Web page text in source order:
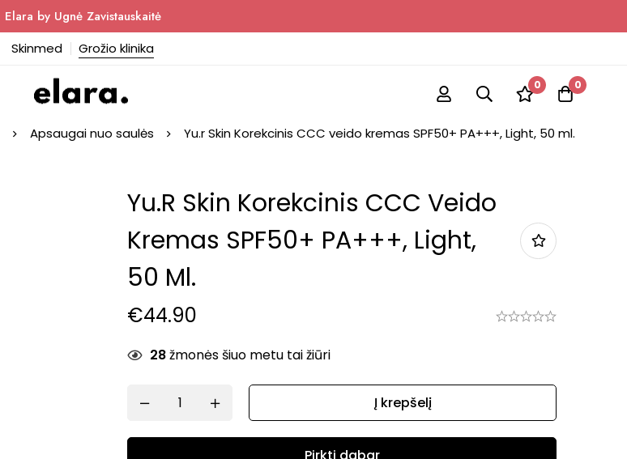
Elara by Ugnė Zavistauskaitė
Skinmed Grožio klinika
0 0
Apsaugai nuo saulės Yu.r Skin Korekcinis CCC veido kremas SPF50+ PA+++, Light, 50 ml.
Yu.r Skin Korekcinis CCC Veido
Kremas SPF50+ PA+++, Light,
50 Ml.
€44.90
28žmonės šiuo metu tai žiūri
Į krepšelį